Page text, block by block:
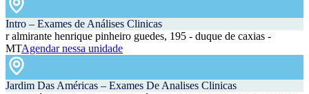
Intro – Exames de Análises Clinicas
r almirante henrique pinheiro guedes, 195 - duque de caxias -
MTAgendar nessa unidade
Jardim Das Américas – Exames De Analises Clinicas